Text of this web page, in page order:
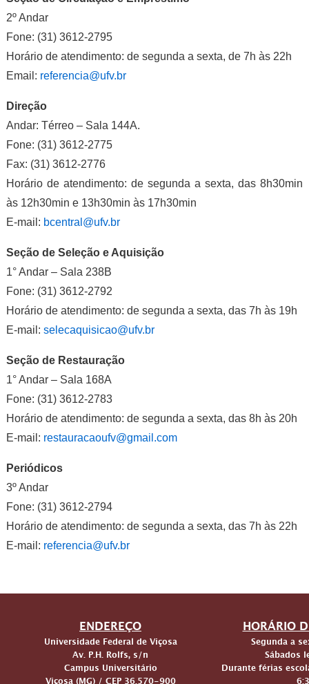
2º Andar
Fone: (31) 3612-2795
Horário de atendimento: de segunda a sexta, de 7h às 22h
Email: referencia@ufv.br
Direção
Andar: Térreo – Sala 144A.
Fone: (31) 3612-2775
Fax: (31) 3612-2776
Horário de atendimento: de segunda a sexta, das 8h30min
às 12h30min e 13h30min às 17h30min
E-mail: bcentral@ufv.br
Seção de Seleção e Aquisição
1° Andar – Sala 238B
Fone: (31) 3612-2792
Horário de atendimento: de segunda a sexta, das 7h às 19h
E-mail: selecaquisicao@ufv.br
Seção de Restauração
1° Andar – Sala 168A
Fone: (31) 3612-2783
Horário de atendimento: de segunda a sexta, das 8h às 20h
E-mail: restauracaoufv@gmail.com
Periódicos
3º Andar
Fone: (31) 3612-2794
Horário de atendimento: de segunda a sexta, das 7h às 22h
E-mail: referencia@ufv.br
ENDEREÇO
Universidade Federal de Viçosa
Av. P.H. Rolfs, s/n
Campus Universitário
HORÁRIO
Segunda a
Sábados
Durante férias